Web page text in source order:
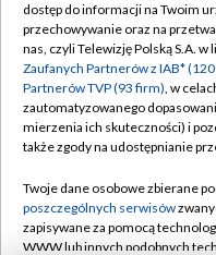
Abonament TVP
Emisja w TVP
Centrum informacji
Naziemna Telewizja
Rada Programowa
System NOS
dostęp do informacji na Twoim
przechowywanie oraz na
nas, czyli Telewizję Polską S.A.
Zaufanych Partnerów z IAB*
Partnerów TVP (93 firm), w
zautomatyzowanego
mierzenia ich skuteczności) i
także zgody na udostępnianie
Twoje dane osobowe zbierane
poszczególnych serwisów
zapisywane za pomocą
WWW lub innych podobnych